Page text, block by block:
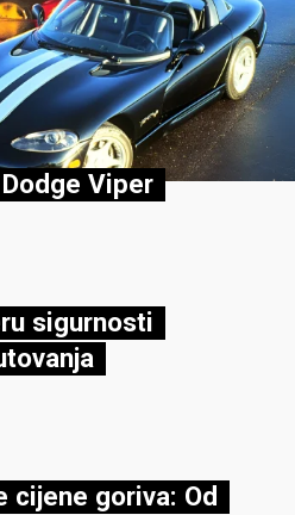
Viper
sigurnosti
cijene goriva: Od